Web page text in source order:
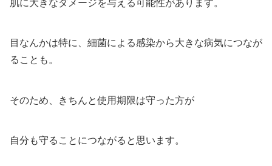
肌に大きなダメージを与える可能性があります。
目なんかは特に、細菌による感染から大きな病気につなが
ることも。
そのため、きちんと使用期限は守った方が
自分も守ることにつながると思います。